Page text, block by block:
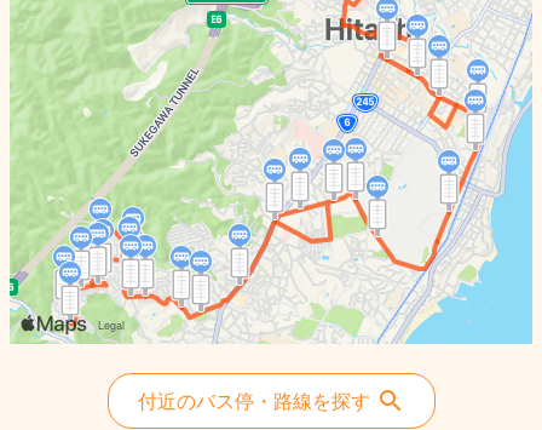
付近のバス停・路線を探す